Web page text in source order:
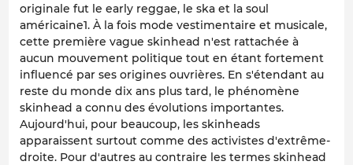
originale fut le early reggae, le ska et la soul
américaine1. À la fois mode vestimentaire et musicale,
cette première vague skinhead n'est rattachée à
aucun mouvement politique tout en étant fortement
influencé par ses origines ouvrières. En s'étendant au
reste du monde dix ans plus tard, le phénomène
skinhead a connu des évolutions importantes.
Aujourd'hui, pour beaucoup, les skinheads
apparaissent surtout comme des activistes d'extrême-
droite. Pour d'autres au contraire les termes skinhead